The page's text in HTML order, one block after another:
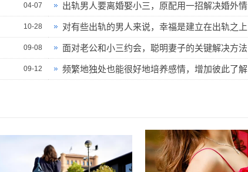
04-07 出轨男人要离婚娶小三，原配用一招解决婚外情
10-28 对有些出轨的男人来说，幸福是建立在出轨之上
09-08 面对老公和小三约会，聪明妻子的关键解决方法
09-12 频繁地独处也能很好地培养感情，增加彼此了解